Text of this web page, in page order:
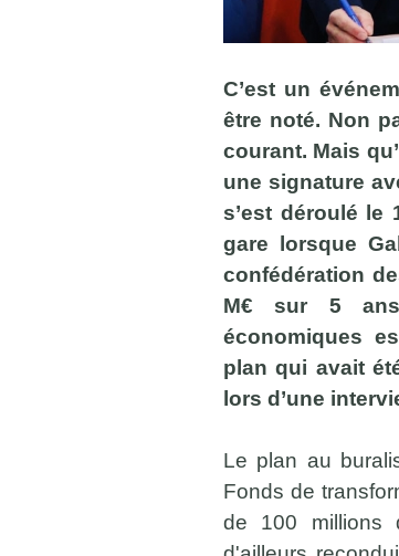
C’est un
être noté. Non
courant. Mais
une signature
s’est déroulé le
gare lorsque
confédération
M€ sur 5
économiques
plan qui avait
lors d’une
Le plan au
Fonds de
de 100 millions